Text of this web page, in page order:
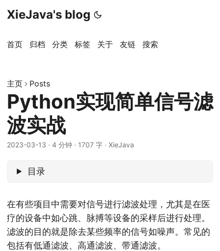
XieJava's blog
首页 归档 分类 标签 关于 友链 搜索
主页 Posts
Python实现简单信号滤
波实战
2023-03-13 · 4 分钟 · 1707 字 · XieJava
目录
在有些项目中需要对信号进行滤波处理，尤其是在医
疗的设备中如心跳、脉搏等设备的采样后进行处理。
滤波的目的就是除去某些频率的信号如噪声。常见的
包括有低通滤波、高通滤波、带通滤波。